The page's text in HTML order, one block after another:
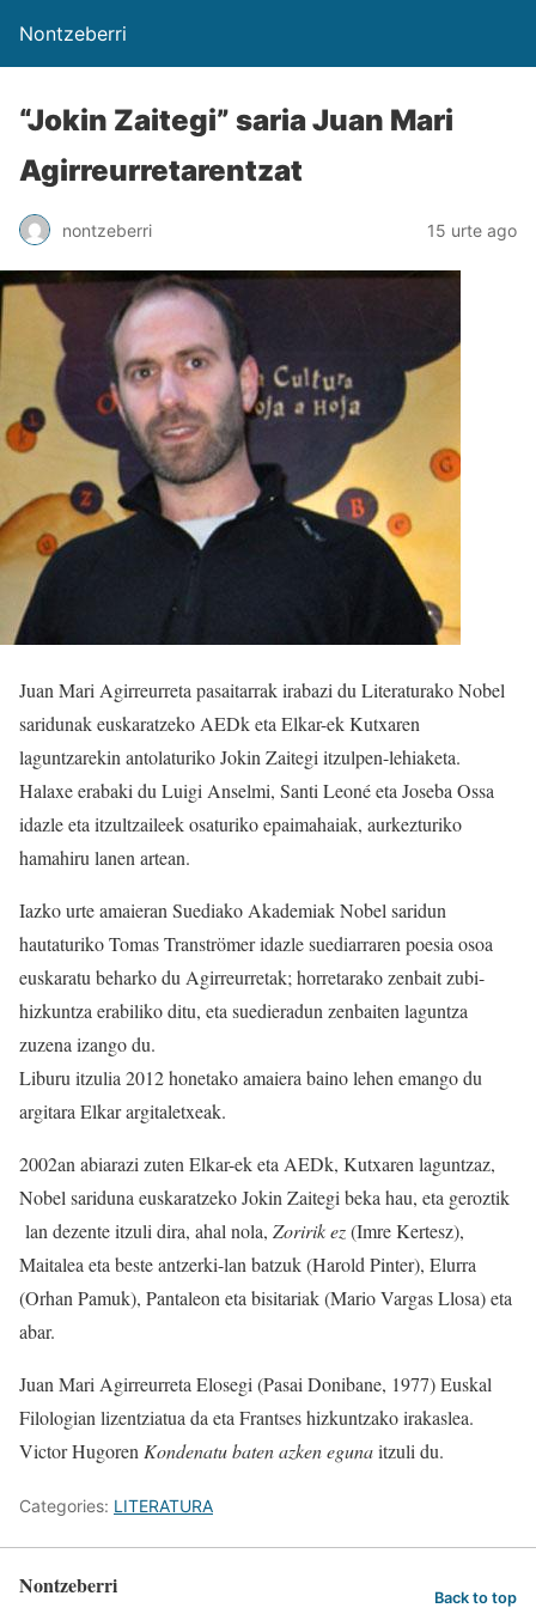
Nontzeberri
“Jokin Zaitegi” saria Juan Mari
Agirreurretarentzat
nontzeberri 15 urte ago
Juan Mari Agirreurreta pasaitarrak irabazi du Literaturako Nobel
saridunak euskaratzeko AEDk eta Elkar-ek Kutxaren
laguntzarekin antolaturiko Jokin Zaitegi itzulpen-lehiaketa.
Halaxe erabaki du Luigi Anselmi, Santi Leoné eta Joseba Ossa
idazle eta itzultzaileek osaturiko epaimahaiak, aurkezturiko
hamahiru lanen artean.
Iazko urte amaieran Suediako Akademiak Nobel saridun
hautaturiko Tomas Tranströmer idazle suediarraren poesia osoa
euskaratu beharko du Agirreurretak; horretarako zenbait zubi-
hizkuntza erabiliko ditu, eta suedieradun zenbaiten laguntza
zuzena izango du.
Liburu itzulia 2012 honetako amaiera baino lehen emango du
argitara Elkar argitaletxeak.
2002an abiarazi zuten Elkar-ek eta AEDk, Kutxaren laguntzaz,
Nobel sariduna euskaratzeko Jokin Zaitegi beka hau, eta geroztik
lan dezente itzuli dira, ahal nola, Zoririk ez(Imre Kertesz),
Maitalea eta beste antzerki-lan batzuk (Harold Pinter), Elurra
(Orhan Pamuk), Pantaleon eta bisitariak (Mario Vargas Llosa) eta
abar.
Juan Mari Agirreurreta Elosegi (Pasai Donibane, 1977) Euskal
Filologian lizentziatua da eta Frantses hizkuntzako irakaslea.
Victor Hugoren Kondenatu baten azken egunaitzuli du.
Categories: LITERATURA
Nontzeberri Back to top